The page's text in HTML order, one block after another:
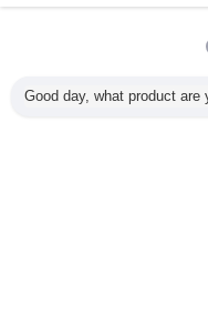
Tous les produits
Good day, what product are